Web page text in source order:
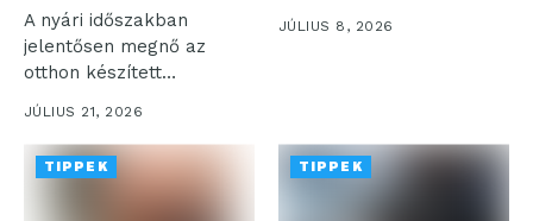
A nyári időszakban
jelentősen megnő az
otthon készített
szénsavas italok iránti
JÚLIUS 21, 2026
amelyet talán...
JÚLIUS 8, 2026
TIPPEK TIPPEK